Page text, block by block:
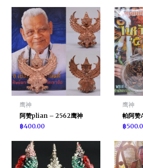
鹰神
阿赞plian – 2562鹰神
฿400.00
鹰神
帕阿
฿